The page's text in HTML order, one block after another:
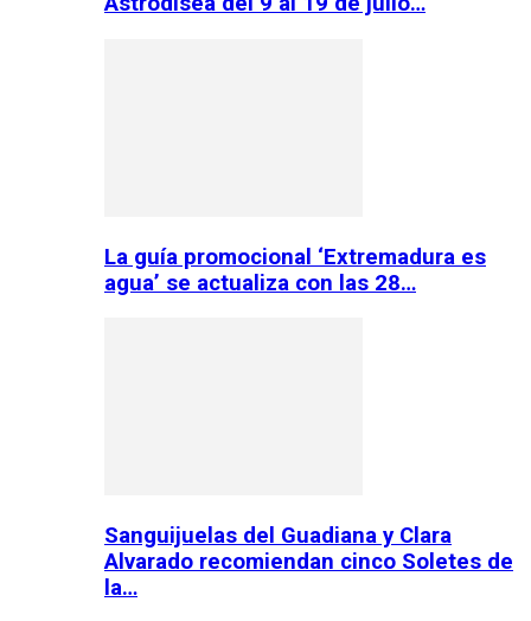
La guía promocional ‘Extremadura es
agua’ se actualiza con las 28…
Sanguijuelas del Guadiana y Clara
Alvarado recomiendan cinco Soletes de
la…